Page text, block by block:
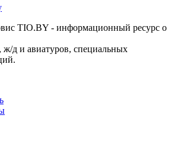
TIO.BY - информационный ресурс о
д и авиатуров, специальных